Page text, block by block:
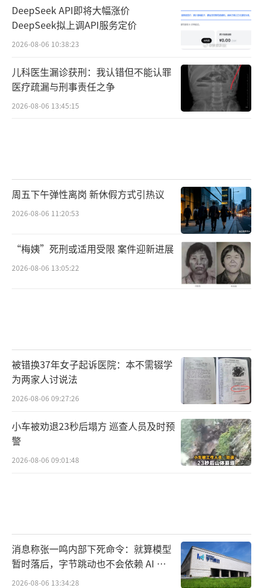
DeepSeek API即将大幅涨价
DeepSeek拟上调API服务定价
2026-08-06 10:38:23
儿科医生漏诊获刑：我认错但不能认罪
医疗疏漏与刑事责任之争
2026-08-06 13:45:15
周五下午弹性离岗 新休假方式引热议
2026-08-06 11:20:53
“梅姨”死刑或适用受限 案件迎新进展
2026-08-06 13:05:22
被错换37年女子起诉医院：本不需辍学
为两家人讨说法
2026-08-06 09:27:26
小车被劝退23秒后塌方 巡查人员及时预
警
2026-08-06 09:01:48
消息称张一鸣内部下死命令：就算模型
暂时落后，字节跳动也不会依赖 AI 蒸
馏技术
2026-08-06 13:34:28